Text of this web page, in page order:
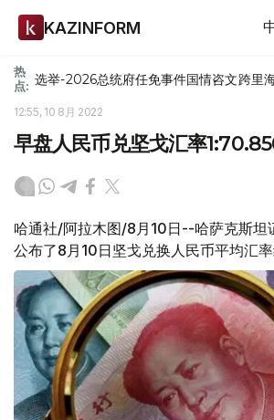
KAZINFORM
热
点: 选举-2026总统府任免事件国情咨文跨里
12:55, 10 8月 2022
早盘人民币兑坚戈汇率
哈通社/阿拉木图/8月10日--哈萨克斯坦
公布了8月10日坚戈兑换人民币平均汇率